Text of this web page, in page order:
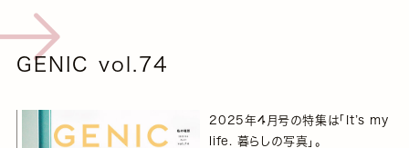
GENIC vol.74
2025年4月号の特集は「It’s my
life. 暮らしの写真」。